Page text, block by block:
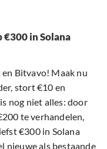
€300 in Solana
Bitvavo! Maak nu
stort €10 en
nog niet alles: door
te verhandelen,
€300 in Solana
nieuwe als bestaande